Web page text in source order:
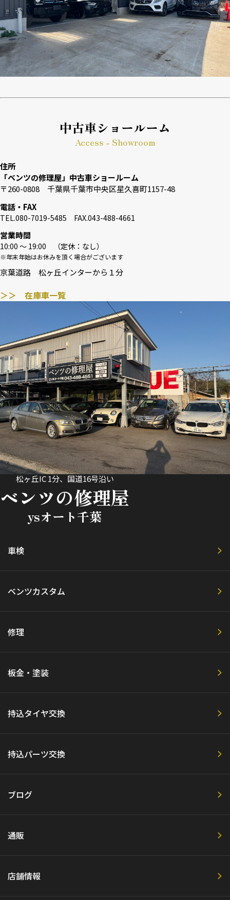
中古車ショールーム
Access - Showroom
住所
「ベンツの修理屋」中古車ショールーム
〒260-0808 千葉県千葉市中央区星久喜町1157-48
電話・FAX
TEL.080-7019-5485 FAX.043-488-4661
営業時間
10:00 〜 19:00 （定休：なし）
※年末年始はお休みを頂く場合がございます
京葉道路 松ヶ丘インターから１分
＞＞ 在庫車一覧
松ヶ丘IC 1分、国道16号沿い
ベンツの修理屋
ysオート千葉
車検
ベンツカスタム
修理
板金・塗装
持込タイヤ交換
持込パーツ交換
ブログ
通販
店舗情報